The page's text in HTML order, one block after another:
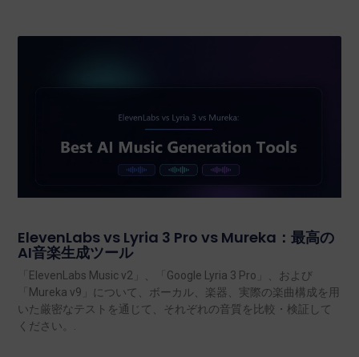
ElevenLabs vs Lyria 3 Pro vs Mureka：最高の
AI音楽生成ツール
「ElevenLabs Music v2」、「Google Lyria 3 Pro」、および
「Mureka v9」について、ボーカル、楽器、実際の楽曲構成を用
いた厳密なテストを通じて、それぞれの音質を比較・検証して
ください。.